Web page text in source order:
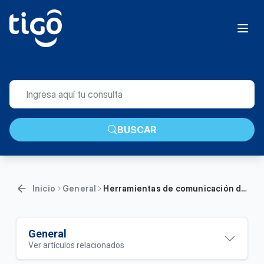
BUSCAR
Inicio General Herramientas de comunicación digital | General
General
Ver artículos relacionados